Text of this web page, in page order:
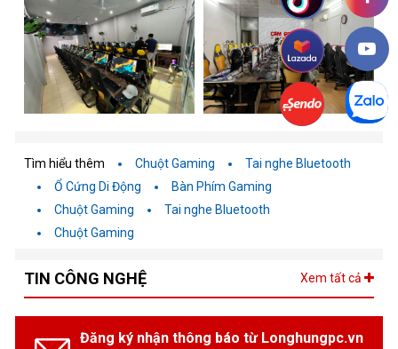
Tìm hiểu thêm Chuột Gaming
Tai nghe Bluetooth
Ổ Cứng Di Động
Bàn Phím Gaming
Chuột Gaming
Tai nghe Bluetooth
Chuột Gaming
TIN CÔNG NGHỆ Xem tất cả
Đăng ký nhận thông báo từ Longhungpc.vn